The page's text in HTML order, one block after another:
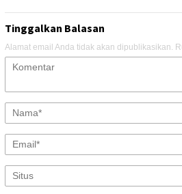
Tinggalkan Balasan
Alamat email Anda tidak akan dipublikasikan.